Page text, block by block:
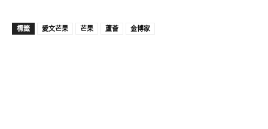
標籤 愛文芒果 芒果 蘆薈 金博家